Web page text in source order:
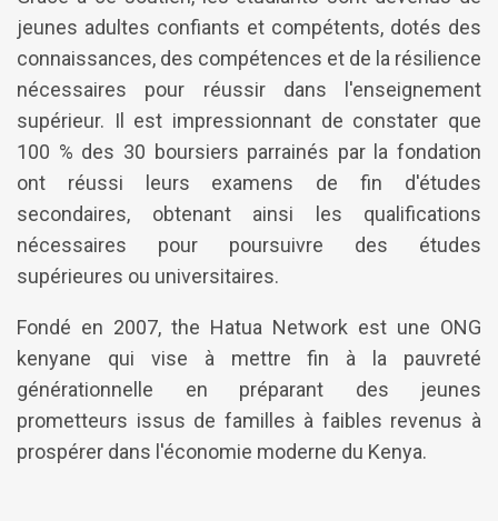
jeunes adultes confiants et compétents, dotés des
connaissances, des compétences et de la résilience
nécessaires pour réussir dans l'enseignement
supérieur. Il est impressionnant de constater que
100 % des 30 boursiers parrainés par la fondation
ont réussi leurs examens de fin d'études
secondaires, obtenant ainsi les qualifications
nécessaires pour poursuivre des études
supérieures ou universitaires.
Fondé en 2007, the Hatua Network est une ONG
kenyane qui vise à mettre fin à la pauvreté
générationnelle en préparant des jeunes
prometteurs issus de familles à faibles revenus à
prospérer dans l'économie moderne du Kenya.